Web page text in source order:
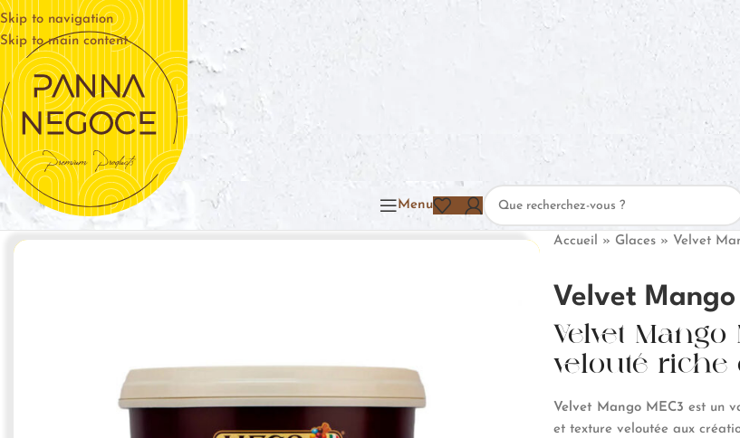
Skip to navigation
Skip to main content
Menu
Accueil » Glaces » Velvet
Velvet Mango
Velvet
velouté riche
Velvet Mango MEC3 est un
et texture veloutée aux